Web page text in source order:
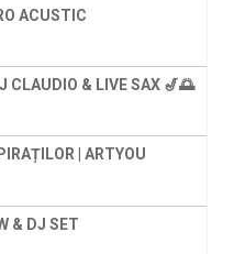
ACUSTIC
CLAUDIO & LIVE SAX 🎷🌅
| ARTYOU
& DJ SET